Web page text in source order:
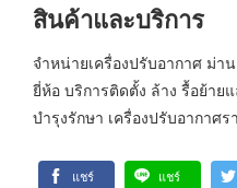
สินค้าและบริการ
จำหน่ายเครื่องปรับอากาศ ม่า
ยี่ห้อ บริการติดตั้ง ล้าง รื้อย้า
บำรุงรักษา เครื่องปรับอากาศ
แชร์ แชร์